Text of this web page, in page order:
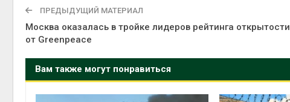
ПРЕДЫДУЩИЙ МАТЕРИАЛ
Москва оказалась в тройке лидеров рейтинга открытости
от Greenpeace
Вам также могут понравиться